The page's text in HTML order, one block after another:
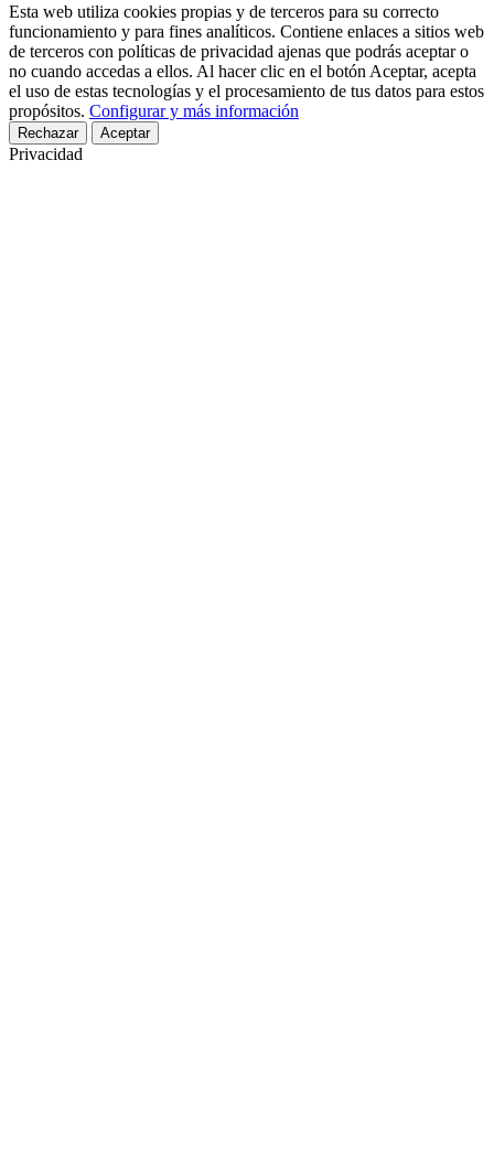
Esta web utiliza cookies propias y de terceros para su correcto
funcionamiento y para fines analíticos. Contiene enlaces a sitios web
de terceros con políticas de privacidad ajenas que podrás aceptar o
no cuando accedas a ellos. Al hacer clic en el botón Aceptar, acepta
el uso de estas tecnologías y el procesamiento de tus datos para estos
propósitos. Configurar y más información
Rechazar Aceptar
Privacidad